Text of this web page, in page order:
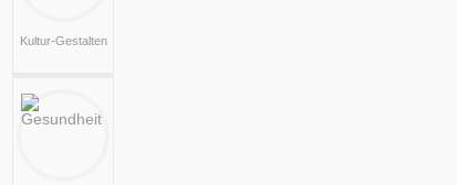
Kultur-Gestalten